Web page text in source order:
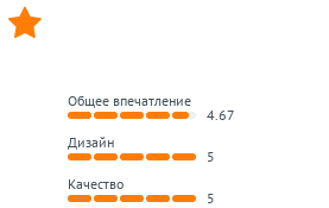
Общее впечатление
4.67
Дизайн
5
Качество
5